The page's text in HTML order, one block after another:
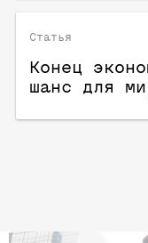
Статья
Конец
шанс для